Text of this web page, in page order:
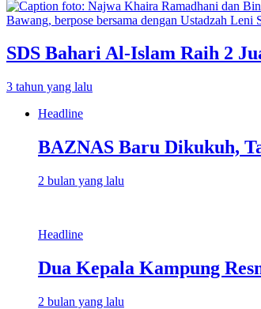
SDS Bahari Al-Islam Raih 2
3 tahun yang lalu
Headline
BAZNAS Baru Dikukuh,
2 bulan yang lalu
Headline
Dua Kepala Kampung
2 bulan yang lalu